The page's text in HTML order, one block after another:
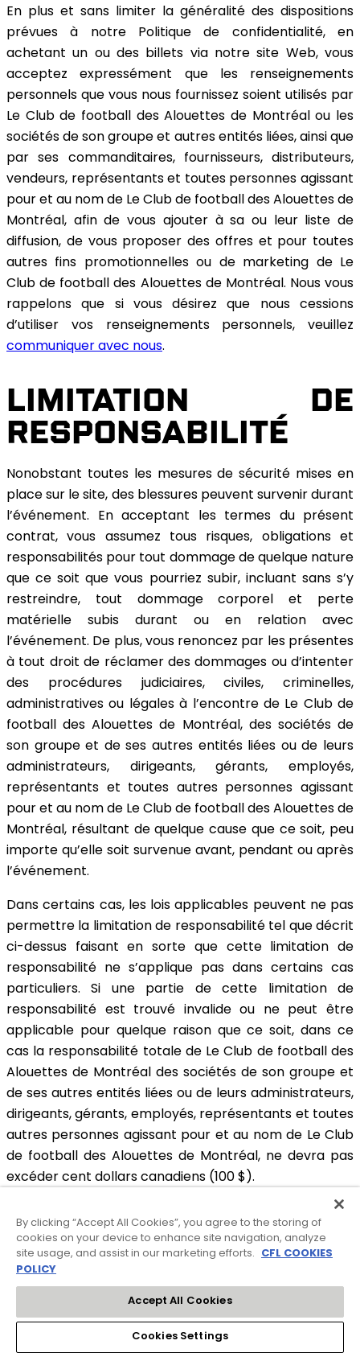
En plus et sans limiter la généralité des dispositions
prévues à notre Politique de confidentialité, en
achetant un ou des billets via notre site Web, vous
acceptez expressément que les renseignements
personnels que vous nous fournissez soient utilisés par
Le Club de football des Alouettes de Montréal ou les
sociétés de son groupe et autres entités liées, ainsi que
par ses commanditaires, fournisseurs, distributeurs,
vendeurs, représentants et toutes personnes agissant
pour et au nom de Le Club de football des Alouettes de
Montréal, afin de vous ajouter à sa ou leur liste de
diffusion, de vous proposer des offres et pour toutes
autres fins promotionnelles ou de marketing de Le
Club de football des Alouettes de Montréal. Nous vous
rappelons que si vous désirez que nous cessions
d’utiliser vos renseignements personnels, veuillez
communiquer avec nous.
LIMITATION DE
RESPONSABILITÉ
Nonobstant toutes les mesures de sécurité mises en
place sur le site, des blessures peuvent survenir durant
l’événement. En acceptant les termes du présent
contrat, vous assumez tous risques, obligations et
responsabilités pour tout dommage de quelque nature
que ce soit que vous pourriez subir, incluant sans s’y
restreindre, tout dommage corporel et perte
matérielle subis durant ou en relation avec
l’événement. De plus, vous renoncez par les présentes
à tout droit de réclamer des dommages ou d’intenter
des procédures judiciaires, civiles, criminelles,
administratives ou légales à l’encontre de Le Club de
football des Alouettes de Montréal, des sociétés de
son groupe et de ses autres entités liées ou de leurs
administrateurs, dirigeants, gérants, employés,
représentants et toutes autres personnes agissant
pour et au nom de Le Club de football des Alouettes de
Montréal, résultant de quelque cause que ce soit, peu
importe qu’elle soit survenue avant, pendant ou après
l’événement.
Dans certains cas, les lois applicables peuvent ne pas
permettre la limitation de responsabilité tel que décrit
ci-dessus faisant en sorte que cette limitation de
responsabilité ne s’applique pas dans certains cas
particuliers. Si une partie de cette limitation de
responsabilité est trouvé invalide ou ne peut être
applicable pour quelque raison que ce soit, dans ce
cas la responsabilité totale de Le Club de football des
Alouettes de Montréal des sociétés de son groupe et
de ses autres entités liées ou de leurs administrateurs,
dirigeants, gérants, employés, représentants et toutes
autres personnes agissant pour et au nom de Le Club
de football des Alouettes de Montréal, ne devra pas
excéder cent dollars canadiens (100 $).
INDEMNISATION
Par les présentes, vous acceptez d’indemniser et de
tenir Le Club de football des Alouettes de Montréal
indemne, ainsi que les sociétés de son groupe et autres
entités liées, leurs administrateurs, dirigeants, gérants,
By clicking “Accept All Cookies”, you agree to the storing of
cookies on your device to enhance site navigation, analyze
site usage, and assist in our marketing efforts. CFL COOKIES
POLICY
Accept All Cookies
Cookies Settings